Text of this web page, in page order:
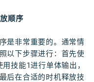
顺序
是非常重要的。通常情
以下步骤进行：首先使
技能1进行单体输出，
后在合适的时机释放技